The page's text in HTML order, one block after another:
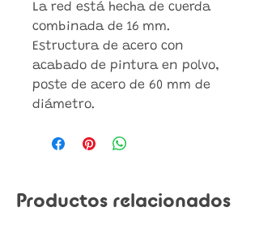
La red está hecha de cuerda
combinada de 16 mm.
Estructura de acero con
acabado de pintura en polvo,
poste de acero de 60 mm de
diámetro.
Productos relacionados